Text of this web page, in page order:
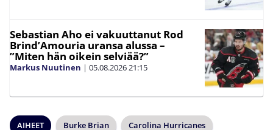
Sebastian Aho ei vakuuttanut Rod
Brind’Amouria uransa alussa –
”Miten hän oikein selviää?”
Markus Nuutinen | 05.08.2026 21:15
AIHEET Burke Brian Carolina Hurricanes